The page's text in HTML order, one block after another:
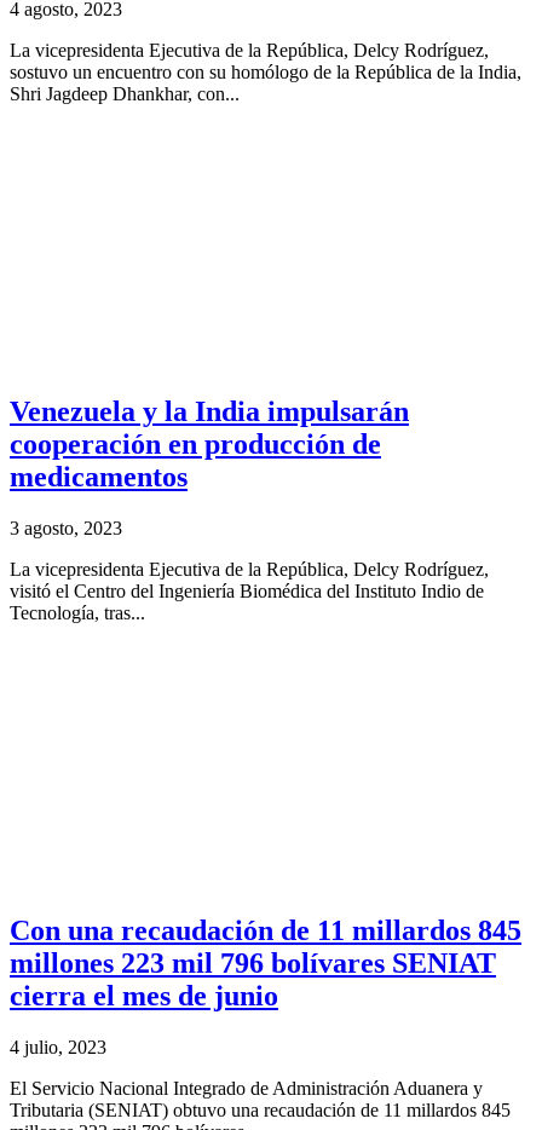
4 agosto, 2023
La vicepresidenta Ejecutiva de la República, Delcy Rodríguez,
sostuvo un encuentro con su homólogo de la República de la India,
Shri Jagdeep Dhankhar, con...
Venezuela y la India impulsarán
cooperación en producción de
medicamentos
3 agosto, 2023
La vicepresidenta Ejecutiva de la República, Delcy Rodríguez,
visitó el Centro del Ingeniería Biomédica del Instituto Indio de
Tecnología, tras...
Con una recaudación de 11 millardos 845
millones 223 mil 796 bolívares SENIAT
cierra el mes de junio
4 julio, 2023
El Servicio Nacional Integrado de Administración Aduanera y
Tributaria (SENIAT) obtuvo una recaudación de 11 millardos 845